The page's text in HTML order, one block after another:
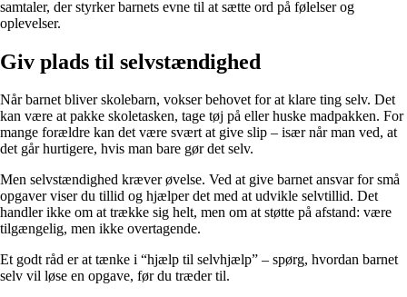
samtaler, der styrker barnets evne til at sætte ord på følelser og
oplevelser.
Giv plads til selvstændighed
Når barnet bliver skolebarn, vokser behovet for at klare ting selv. Det
kan være at pakke skoletasken, tage tøj på eller huske madpakken. For
mange forældre kan det være svært at give slip – især når man ved, at
det går hurtigere, hvis man bare gør det selv.
Men selvstændighed kræver øvelse. Ved at give barnet ansvar for små
opgaver viser du tillid og hjælper det med at udvikle selvtillid. Det
handler ikke om at trække sig helt, men om at støtte på afstand: være
tilgængelig, men ikke overtagende.
Et godt råd er at tænke i “hjælp til selvhjælp” – spørg, hvordan barnet
selv vil løse en opgave, før du træder til.